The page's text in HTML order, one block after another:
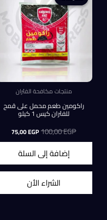
منتجات مكافحة الفئران
راكومين طعم محمل على قمح
للفئران كيس 1 كيلو
100,00EGP السعر
الأصلي
هو:
100,00 EGP.
75,00EGP السعر
الحالي
هو:
إضافة إلى السلة
الشراء الأن